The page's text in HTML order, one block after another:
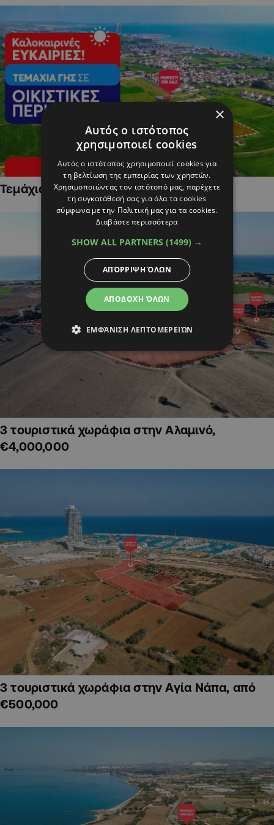
Τεμάχια Γης σε Οικιστικές Περιοχές
3 τουριστικά χωράφια στην Αλαμινό,
€4,000,000
3 τουριστικά χωράφια στην Αγία Νάπα, από
€500,000
×
Αυτός ο ιστότοπος
χρησιμοποιεί cookies
Αυτός ο ιστότοπος χρησιμοποιεί cookies για
τη βελτίωση της εμπειρίας των χρηστών.
Χρησιμοποιώντας τον ιστότοπό μας, παρέχετε
τη συγκατάθεσή σας για όλα τα cookies
σύμφωνα με την Πολιτική μας για τα cookies.
Διαβάστε περισσότερα
SHOW ALL PARTNERS (1499) →
ΑΠΟΔΟΧΉ ΌΛΩΝ
ΑΠΌΡΡΙΨΗ ΌΛΩΝ
ΕΜΦΆΝΙΣΗ ΛΕΠΤΟΜΕΡΕΙΏΝ